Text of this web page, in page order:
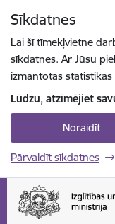
Sīkdatnes
Lai šī tīmekļvietne
sīkdatnes. Ar Jūsu
izmantotas
Lūdzu, atzīmējiet
Noraidīt
Pārvaldīt sīkdatnes